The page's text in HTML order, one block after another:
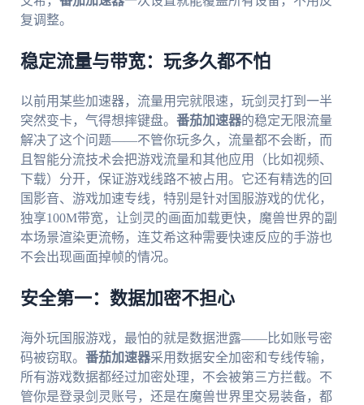
复调整。
稳定流量与带宽：玩多久都不怕
以前用某些加速器，流量用完就限速，玩剑灵打到一半
突然变卡，气得想摔键盘。 番茄加速器的稳定无限流量
解决了这个问题——不管你玩多久，流量都不会断，而
且智能分流技术会把游戏流量和其他应用（比如视频、
下载）分开，保证游戏线路不被占用。它还有精选的回
国影音、游戏加速专线，特别是针对国服游戏的优化，
独享100M带宽，让剑灵的画面加载更快，魔兽世界的副
本场景渲染更流畅，连艾希这种需要快速反应的手游也
不会出现画面掉帧的情况。
安全第一：数据加密不担心
海外玩国服游戏，最怕的就是数据泄露——比如账号密
码被窃取。 番茄加速器采用数据安全加密和专线传输，
所有游戏数据都经过加密处理，不会被第三方拦截。不
管你是登录剑灵账号，还是在魔兽世界里交易装备，都